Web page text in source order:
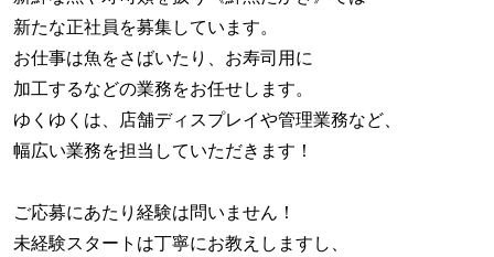
新たな正社員を募集しています。
お仕事は魚をさばいたり、お寿司用に
加工するなどの業務をお任せします。
ゆくゆくは、店舗ディスプレイや管理業務など、
幅広い業務を担当していただきます！
ご応募にあたり経験は問いません！
未経験スタートは丁寧にお教えしますし、